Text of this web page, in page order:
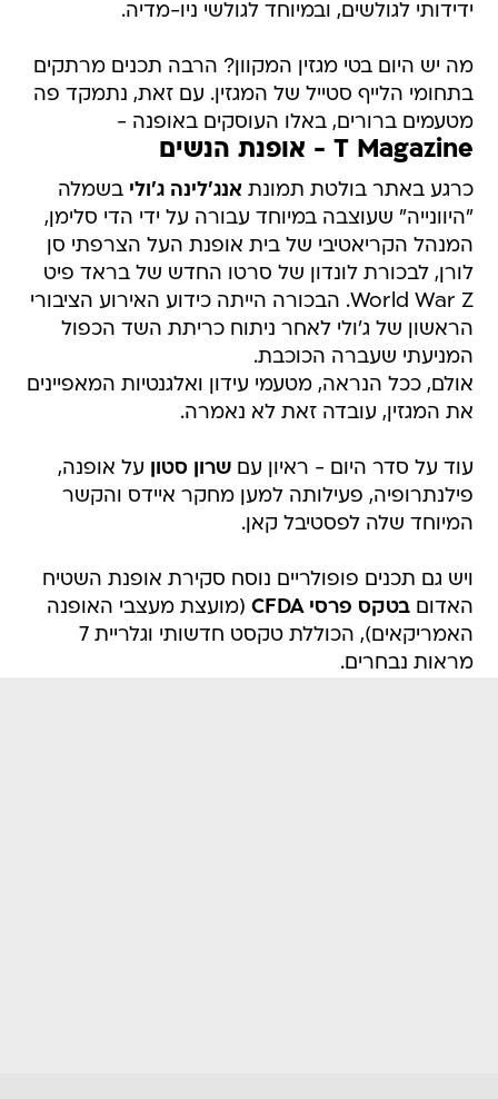
ידידותי לגולשים, ובמיוחד לגולשי ניו-מדיה.
מה יש היום בטי מגזין המקוון? הרבה תכנים מרתקים
בתחומי הלייף סטייל של המגזין. עם זאת, נתמקד פה
מטעמים ברורים, באלו העוסקים באופנה -
T Magazine - אופנת הנשים
כרגע באתר בולטת תמונת אנג'לינה ג'ולי בשמלה
"היוונייה" שעוצבה במיוחד עבורה על ידי הדי סלימן,
המנהל הקריאטיבי של בית אופנת העל הצרפתי סן
לורן, לבכורת לונדון של סרטו החדש של בראד פיט
World War Z. הבכורה הייתה כידוע האירוע הציבורי
הראשון של ג'ולי לאחר ניתוח כריתת השד הכפול
המניעתי שעברה הכוכבת.
אולם, ככל הנראה, מטעמי עידון ואלגנטיות המאפיינים
את המגזין, עובדה זאת לא נאמרה.
עוד על סדר היום - ראיון עםשרון סטון על אופנה,
פילנתרופיה, פעילותה למען מחקר איידס והקשר
המיוחד שלה לפסטיבל קאן.
ויש גם תכנים פופולריים נוסח סקירת אופנת השטיח
האדוםבטקס פרסי CFDA
(מועצת מעצבי האופנה
האמריקאים), הכוללת טקסט חדשותי וגלריית 7
מראות נבחרים.